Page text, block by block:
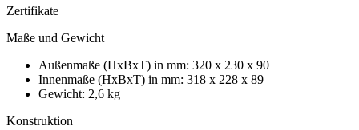
Zertifikate
Maße und Gewicht
Außenmaße (HxBxT) in mm: 320 x 230 x 90
Innenmaße (HxBxT) in mm: 318 x 228 x 89
Gewicht: 2,6 kg
Konstruktion